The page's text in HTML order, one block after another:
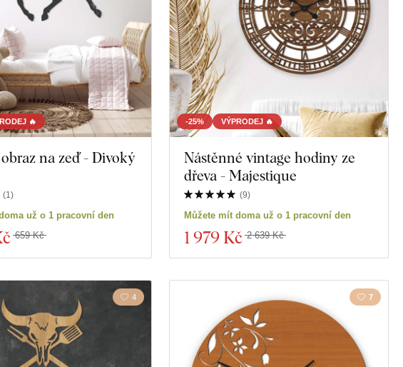
🔥
na zeď - Divoký
(1)
už o 1 pracovní den
659 Kč
-25% VÝPRODEJ 🔥
Nástěnné vintage hodiny ze
dřeva - Majestique
(9)
Můžete mít doma už o 1 pracovní den
1 979 Kč 2 639 Kč
4 7